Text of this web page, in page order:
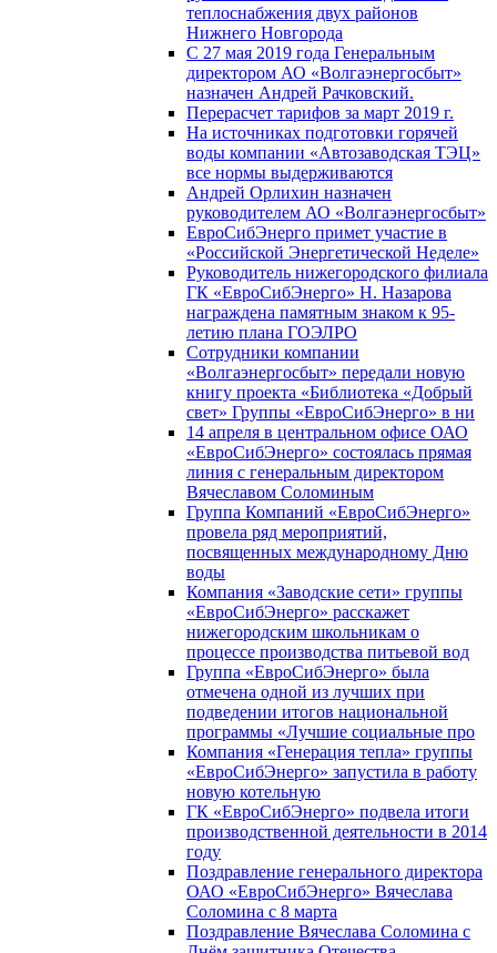
теплоснабжения двух районов
Нижнего Новгорода
С 27 мая 2019 года Генеральным
директором АО «Волгаэнергосбыт»
назначен Андрей Рачковский.
Перерасчет тарифов за март 2019 г.
На источниках подготовки горячей
воды компании «Автозаводская ТЭЦ»
все нормы выдерживаются
Андрей Орлихин назначен
руководителем АО «Волгаэнергосбыт»
ЕвроСибЭнерго примет участие в
«Российской Энергетической Неделе»
Руководитель нижегородского филиала
ГК «ЕвроСибЭнерго» Н. Назарова
награждена памятным знаком к 95-
летию плана ГОЭЛРО
Сотрудники компании
«Волгаэнергосбыт» передали новую
книгу проекта «Библиотека «Добрый
свет» Группы «ЕвроСибЭнерго» в ни
14 апреля в центральном офисе ОАО
«ЕвроСибЭнерго» состоялась прямая
линия с генеральным директором
Вячеславом Соломиным
Группа Компаний «ЕвроСибЭнерго»
провела ряд мероприятий,
посвященных международному Дню
воды
Компания «Заводские сети» группы
«ЕвроСибЭнерго» расскажет
нижегородским школьникам о
процессе производства питьевой вод
Группа «ЕвроСибЭнерго» была
отмечена одной из лучших при
подведении итогов национальной
программы «Лучшие социальные про
Компания «Генерация тепла» группы
«ЕвроСибЭнерго» запустила в работу
новую котельную
ГК «ЕвроСибЭнерго» подвела итоги
производственной деятельности в 2014
году
Поздравление генерального директора
ОАО «ЕвроСибЭнерго» Вячеслава
Соломина с 8 марта
Поздравление Вячеслава Соломина с